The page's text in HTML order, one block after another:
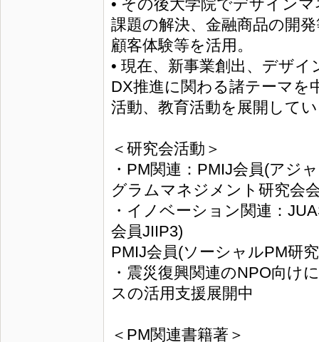
• その後大学院でデザイン
課題の解決、金融商品の開
顧客体験等を活用。
• 現在、新事業創出、デザ
DX推進に関わる諸テーマを
活動、教育活動を展開して
＜研究会活動＞
・PM関連：PMIJ会員(アジ
グラムマネジメント研究会
・イノベーション関連：
会員JIIP3)
PMIJ会員(ソーシャルPM研
・震災復興関連のNPO向け
スの活用支援展開中
＜PM関連書籍著＞